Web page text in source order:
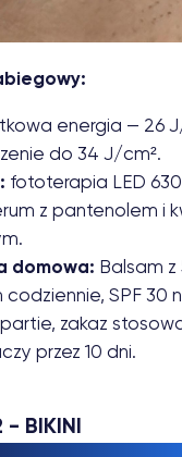
energia — 26
do 34 J/cm².
fototerapia LED
z pantenolem i
domowa: Balsam z
SPF 30
zakaz
przez 10 dni.
- BIKINI